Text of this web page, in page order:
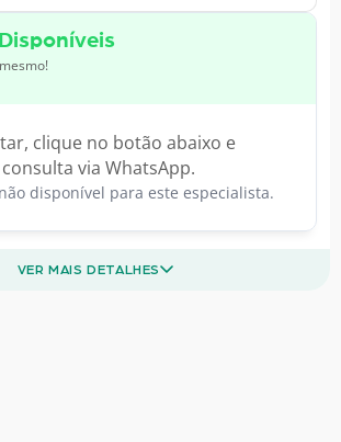
clique no botão abaixo e
via WhatsApp.
disponível para este especialista.
VER MAIS DETALHES